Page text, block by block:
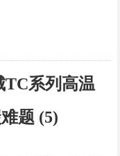
TC系列高温
题 (5)